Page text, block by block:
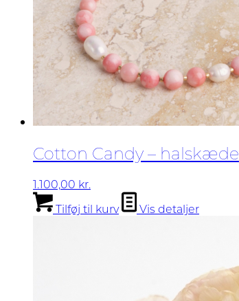
Cotton Candy – halskæde
1.100,00 kr.
Tilføj til kurv
Vis detaljer